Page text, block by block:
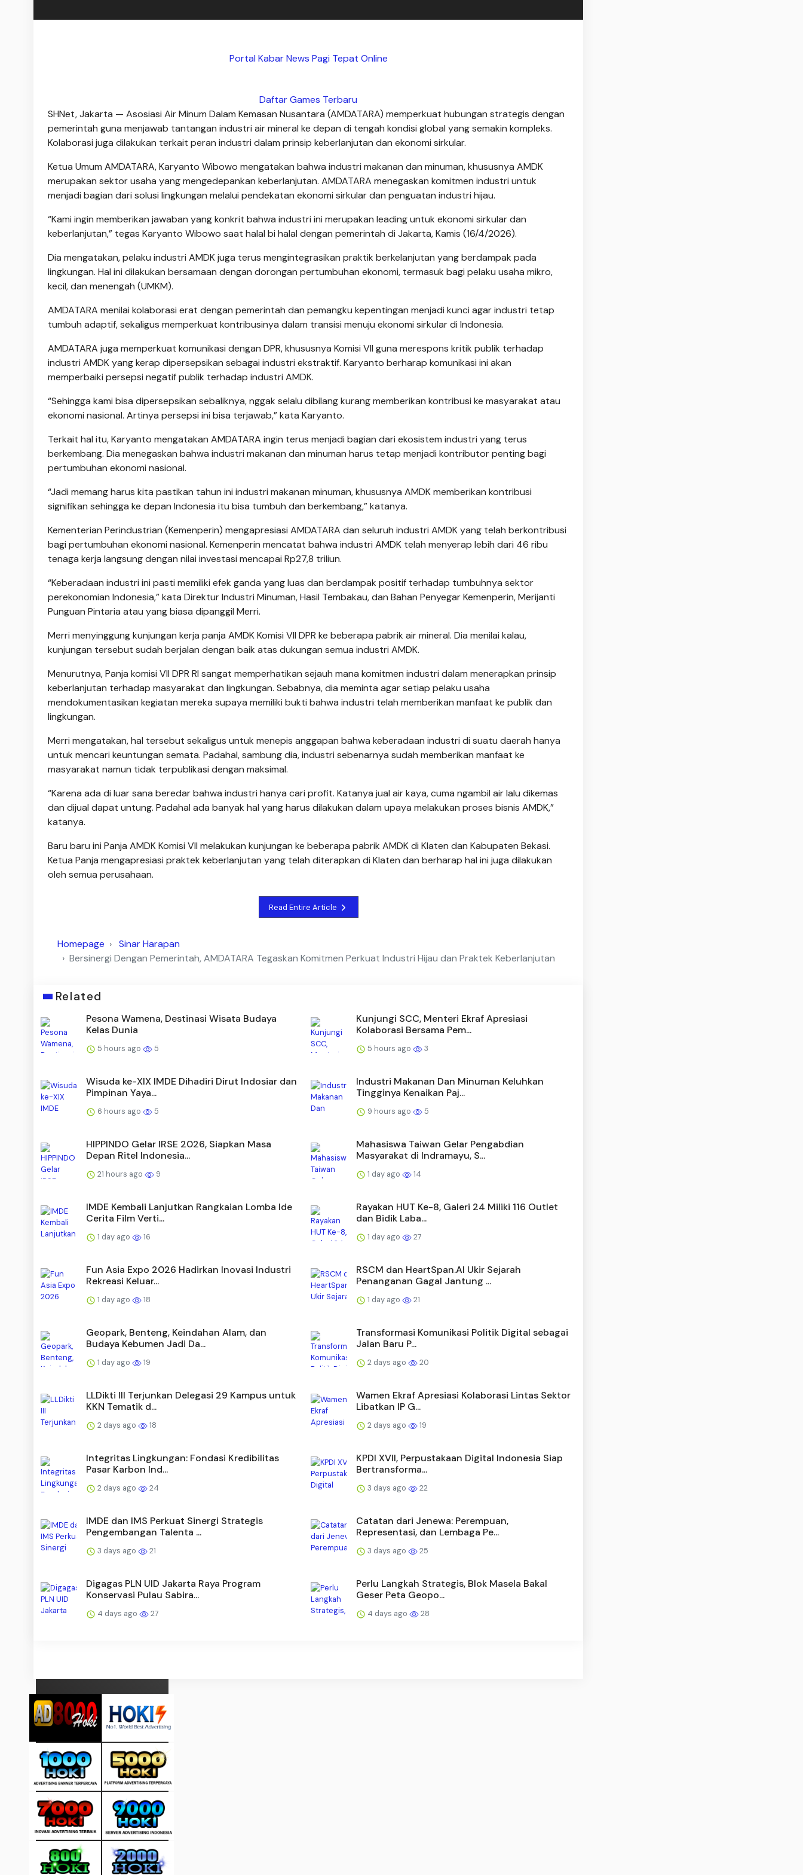
Portal Kabar News Pagi Tepat Online
Daftar Games Terbaru
SHNet, Jakarta — Asosiasi Air Minum Dalam Kemasan Nusantara (AMDATARA) memperkuat hubungan strategis dengan
pemerintah guna menjawab tantangan industri air mineral ke depan di tengah kondisi global yang semakin kompleks.
Kolaborasi juga dilakukan terkait peran industri dalam prinsip keberlanjutan dan ekonomi sirkular.
Ketua Umum AMDATARA, Karyanto Wibowo mengatakan bahwa industri makanan dan minuman, khususnya AMDK
merupakan sektor usaha yang mengedepankan keberlanjutan. AMDATARA menegaskan komitmen industri untuk
menjadi bagian dari solusi lingkungan melalui pendekatan ekonomi sirkular dan penguatan industri hijau.
“Kami ingin memberikan jawaban yang konkrit bahwa industri ini merupakan leading untuk ekonomi sirkular dan
keberlanjutan,” tegas Karyanto Wibowo saat halal bi halal dengan pemerintah di Jakarta, Kamis (16/4/2026).
Dia mengatakan, pelaku industri AMDK juga terus mengintegrasikan praktik berkelanjutan yang berdampak pada
lingkungan. Hal ini dilakukan bersamaan dengan dorongan pertumbuhan ekonomi, termasuk bagi pelaku usaha mikro,
kecil, dan menengah (UMKM).
AMDATARA menilai kolaborasi erat dengan pemerintah dan pemangku kepentingan menjadi kunci agar industri tetap
tumbuh adaptif, sekaligus memperkuat kontribusinya dalam transisi menuju ekonomi sirkular di Indonesia.
AMDATARA juga memperkuat komunikasi dengan DPR, khususnya Komisi VII guna merespons kritik publik terhadap
industri AMDK yang kerap dipersepsikan sebagai industri ekstraktif. Karyanto berharap komunikasi ini akan
memperbaiki persepsi negatif publik terhadap industri AMDK.
“Sehingga kami bisa dipersepsikan sebaliknya, nggak selalu dibilang kurang memberikan kontribusi ke masyarakat atau
ekonomi nasional. Artinya persepsi ini bisa terjawab,” kata Karyanto.
Terkait hal itu, Karyanto mengatakan AMDATARA ingin terus menjadi bagian dari ekosistem industri yang terus
berkembang. Dia menegaskan bahwa industri makanan dan minuman harus tetap menjadi kontributor penting bagi
pertumbuhan ekonomi nasional.
“Jadi memang harus kita pastikan tahun ini industri makanan minuman, khususnya AMDK memberikan kontribusi
signifikan sehingga ke depan Indonesia itu bisa tumbuh dan berkembang,” katanya.
Kementerian Perindustrian (Kemenperin) mengapresiasi AMDATARA dan seluruh industri AMDK yang telah berkontribusi
bagi pertumbuhan ekonomi nasional. Kemenperin mencatat bahwa industri AMDK telah menyerap lebih dari 46 ribu
tenaga kerja langsung dengan nilai investasi mencapai Rp27,8 triliun.
“Keberadaan industri ini pasti memiliki efek ganda yang luas dan berdampak positif terhadap tumbuhnya sektor
perekonomian Indonesia,” kata Direktur Industri Minuman, Hasil Tembakau, dan Bahan Penyegar Kemenperin, Merijanti
Punguan Pintaria atau yang biasa dipanggil Merri.
Merri menyinggung kunjungan kerja panja AMDK Komisi VII DPR ke beberapa pabrik air mineral. Dia menilai kalau,
kunjungan tersebut sudah berjalan dengan baik atas dukungan semua industri AMDK.
Menurutnya, Panja komisi VII DPR RI sangat memperhatikan sejauh mana komitmen industri dalam menerapkan prinsip
keberlanjutan terhadap masyarakat dan lingkungan. Sebabnya, dia meminta agar setiap pelaku usaha
mendokumentasikan kegiatan mereka supaya memiliki bukti bahwa industri telah memberikan manfaat ke publik dan
lingkungan.
Merri mengatakan, hal tersebut sekaligus untuk menepis anggapan bahwa keberadaan industri di suatu daerah hanya
untuk mencari keuntungan semata. Padahal, sambung dia, industri sebenarnya sudah memberikan manfaat ke
masyarakat namun tidak terpublikasi dengan maksimal.
“Karena ada di luar sana beredar bahwa industri hanya cari profit. Katanya jual air kaya, cuma ngambil air lalu dikemas
dan dijual dapat untung. Padahal ada banyak hal yang harus dilakukan dalam upaya melakukan proses bisnis AMDK,”
katanya.
Baru baru ini Panja AMDK Komisi VII melakukan kunjungan ke beberapa pabrik AMDK di Klaten dan Kabupaten Bekasi.
Ketua Panja mengapresiasi praktek keberlanjutan yang telah diterapkan di Klaten dan berharap hal ini juga dilakukan
oleh semua perusahaan.
Read Entire Article
Homepage
Sinar Harapan
Bersinergi Dengan Pemerintah, AMDATARA Tegaskan Komitmen Perkuat Industri Hijau dan Praktek Keberlanjutan
Related
Pesona Wamena, Destinasi Wisata Budaya
Kelas Dunia
5 hours ago 5
Kunjungi SCC, Menteri Ekraf Apresiasi
Kolaborasi Bersama Pem...
5 hours ago 3
Wisuda ke-XIX IMDE Dihadiri Dirut Indosiar dan
Pimpinan Yaya...
6 hours ago 5
Industri Makanan Dan Minuman Keluhkan
Tingginya Kenaikan Paj...
9 hours ago 5
HIPPINDO Gelar IRSE 2026, Siapkan Masa
Depan Ritel Indonesia...
21 hours ago 9
Mahasiswa Taiwan Gelar Pengabdian
Masyarakat di Indramayu, S...
1 day ago 14
IMDE Kembali Lanjutkan Rangkaian Lomba Ide
Cerita Film Verti...
1 day ago 16
Rayakan HUT Ke-8, Galeri 24 Miliki 116 Outlet
dan Bidik Laba...
1 day ago 27
Fun Asia Expo 2026 Hadirkan Inovasi Industri
Rekreasi Keluar...
1 day ago 18
RSCM dan HeartSpan.AI Ukir Sejarah
Penanganan Gagal Jantung ...
1 day ago 21
Geopark, Benteng, Keindahan Alam, dan
Budaya Kebumen Jadi Da...
1 day ago 19
Transformasi Komunikasi Politik Digital sebagai
Jalan Baru P...
2 days ago 20
LLDikti III Terjunkan Delegasi 29 Kampus untuk
KKN Tematik d...
2 days ago 18
Wamen Ekraf Apresiasi Kolaborasi Lintas Sektor
Libatkan IP G...
2 days ago 19
Integritas Lingkungan: Fondasi Kredibilitas
Pasar Karbon Ind...
2 days ago 24
KPDI XVII, Perpustakaan Digital Indonesia Siap
Bertransforma...
3 days ago 22
IMDE dan IMS Perkuat Sinergi Strategis
Pengembangan Talenta ...
3 days ago 21
Catatan dari Jenewa: Perempuan,
Representasi, dan Lembaga Pe...
3 days ago 25
Digagas PLN UID Jakarta Raya Program
Konservasi Pulau Sabira...
4 days ago 27
Perlu Langkah Strategis, ​Blok Masela Bakal
Geser Peta Geopo...
4 days ago 28